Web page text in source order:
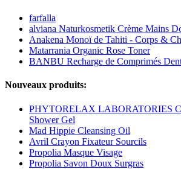
farfalla
alviana Naturkosmetik Crème Mains
Anakena Monoï de Tahiti - Corps &
Matarrania Organic Rose Toner
BANBU Recharge de Comprimés
Nouveaux produits:
PHYTORELAX LABORATORIES
Shower Gel
Mad Hippie Cleansing Oil
Avril Crayon Fixateur Sourcils
Propolia Masque Visage
Propolia Savon Doux Surgras